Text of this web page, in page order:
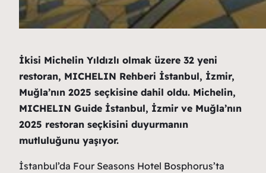
İkisi Michelin Yıldızlı olmak üzere 32 yeni
restoran, MICHELIN Rehberi İstanbul, İzmir,
Muğla’nın 2025 seçkisine dahil oldu. Michelin,
MICHELIN Guide İstanbul, İzmir ve Muğla’nın
2025 restoran seçkisini duyurmanın
mutluluğunu yaşıyor.
İstanbul’da Four Seasons Hotel Bosphorus’ta